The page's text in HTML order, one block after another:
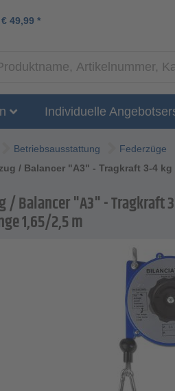
€ 49,99 *
Individuelle
Betriebsausstattung
Federzüge
/ Balancer "A3" - Tragkraft 3-4
/ Balancer "A3" - Tragkraft
1,65/2,5 m